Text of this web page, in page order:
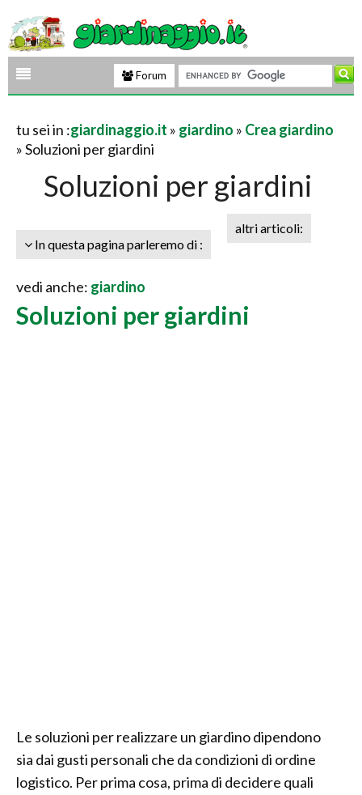
Forum
tu sei in :giardinaggio.it » giardino » Crea giardino
» Soluzioni per giardini
Soluzioni per giardini
In questa pagina parleremo di :
altri articoli:
vedi anche: giardino
Soluzioni per giardini
Le soluzioni per realizzare un giardino dipendono
sia dai gusti personali che da condizioni di ordine
logistico. Per prima cosa, prima di decidere quali